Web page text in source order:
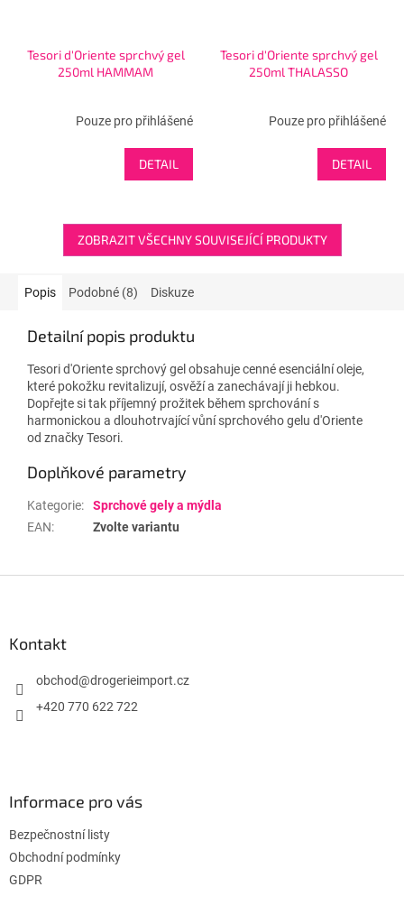
Tesori d'Oriente sprchvý gel
250ml HAMMAM
Pouze pro přihlášené
DETAIL
Tesori d'Oriente sprchvý gel
250ml THALASSO
Pouze pro přihlášené
DETAIL
ZOBRAZIT VŠECHNY SOUVISEJÍCÍ PRODUKTY
Popis Podobné (8) Diskuze
Detailní popis produktu
Tesori d'Oriente sprchový gel obsahuje cenné esenciální oleje,
které pokožku revitalizují, osvěží a zanechávají ji hebkou.
Dopřejte si tak příjemný prožitek během sprchování s
harmonickou a dlouhotrvající vůní sprchového gelu d'Oriente
od značky Tesori.
Doplňkové parametry
Kategorie:
Sprchové gely a mýdla
EAN: Zvolte variantu
Kontakt
obchod@drogerieimport.cz
+420 770 622 722
Informace pro vás
Bezpečnostní listy
Obchodní podmínky
GDPR